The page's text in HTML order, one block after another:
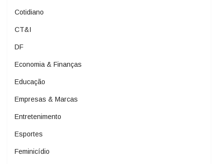
Cotidiano
CT&I
DF
Economia & Finanças
Educação
Empresas & Marcas
Entretenimento
Esportes
Feminicídio